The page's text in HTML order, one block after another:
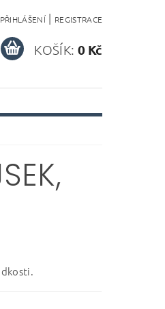
PŘIHLÁŠENÍ | REGISTRACE
KOŠÍK: 0 Kč